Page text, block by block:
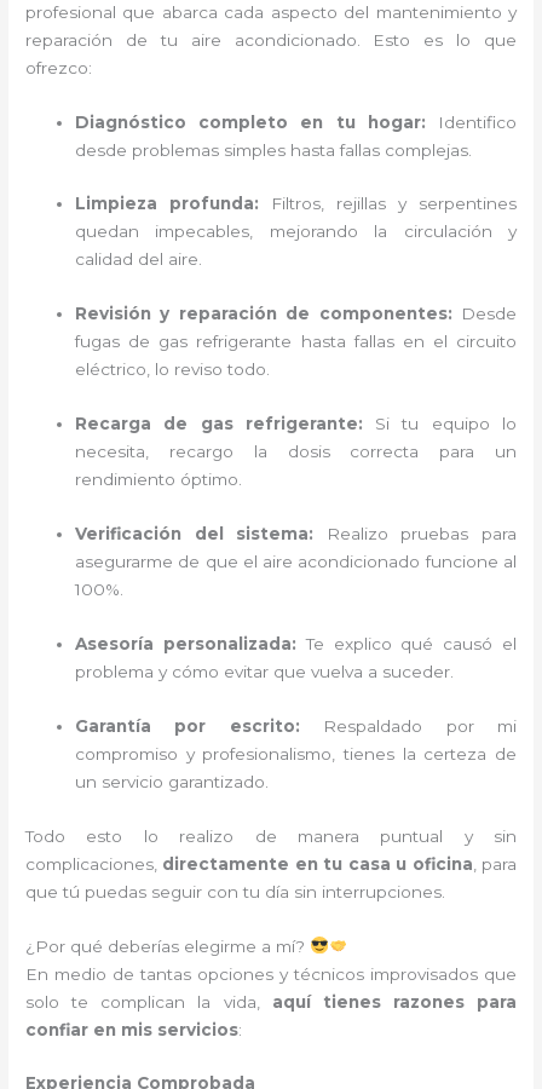
profesional que abarca cada aspecto del mantenimiento y
reparación de tu aire acondicionado. Esto es lo que
ofrezco:
Diagnóstico completo en tu hogar: Identifico
desde problemas simples hasta fallas complejas.
Limpieza profunda: Filtros, rejillas y serpentines
quedan impecables, mejorando la circulación y
calidad del aire.
Revisión y reparación de componentes: Desde
fugas de gas refrigerante hasta fallas en el circuito
eléctrico, lo reviso todo.
Recarga de gas refrigerante: Si tu equipo lo
necesita, recargo la dosis correcta para un
rendimiento óptimo.
Verificación del sistema: Realizo pruebas para
asegurarme de que el aire acondicionado funcione al
100%.
Asesoría personalizada: Te explico qué causó el
problema y cómo evitar que vuelva a suceder.
Garantía por escrito: Respaldado por mi
compromiso y profesionalismo, tienes la certeza de
un servicio garantizado.
Todo esto lo realizo de manera puntual y sin
complicaciones, directamente en tu casa u oficina , para
que tú puedas seguir con tu día sin interrupciones.
¿Por qué deberías elegirme a mí?
En medio de tantas opciones y técnicos improvisados que
solo te complican la vida, aquí tienes razones para
confiar en mis servicios:
Experiencia Comprobada